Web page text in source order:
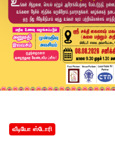
வீடியோ ஸ்டோரி